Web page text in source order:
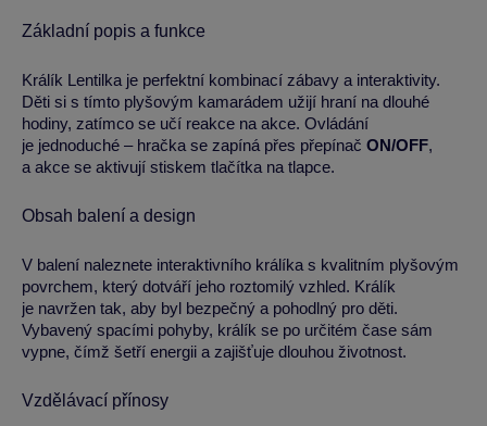
Základní popis a funkce
Králík Lentilka je perfektní kombinací zábavy a interaktivity.
Děti si s tímto plyšovým kamarádem užijí hraní na dlouhé
hodiny, zatímco se učí reakce na akce. Ovládání
je jednoduché – hračka se zapíná přes přepínač ON/OFF,
a akce se aktivují stiskem tlačítka na tlapce.
Obsah balení a design
V balení naleznete interaktivního králíka s kvalitním plyšovým
povrchem, který dotváří jeho roztomilý vzhled. Králík
je navržen tak, aby byl bezpečný a pohodlný pro děti.
Vybavený spacími pohyby, králík se po určitém čase sám
vypne, čímž šetří energii a zajišťuje dlouhou životnost.
Vzdělávací přínosy